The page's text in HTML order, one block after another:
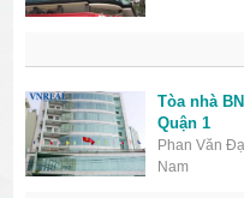
Tòa nhà
Quận 1
Phan Văn
Nam